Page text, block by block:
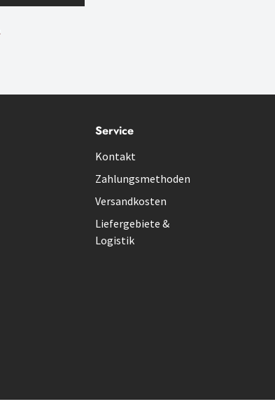
Service
Kontakt
Zahlungsmethoden
Versandkosten
Liefergebiete &
Logistik